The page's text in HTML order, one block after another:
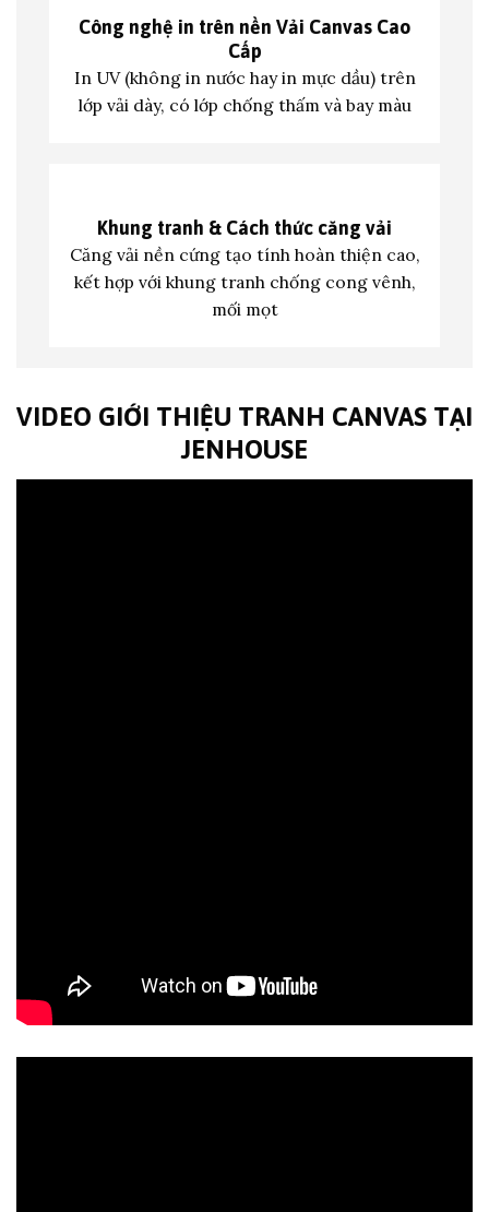
Công nghệ in trên nền Vải Canvas Cao
Cấp
In UV (không in nước hay in mực dầu) trên
lớp vải dày, có lớp chống thấm và bay màu
Khung tranh & Cách thức căng vải
Căng vải nền cứng tạo tính hoàn thiện cao,
kết hợp với khung tranh chống cong vênh,
mối mọt
VIDEO GIỚI THIỆU TRANH CANVAS TẠI
JENHOUSE